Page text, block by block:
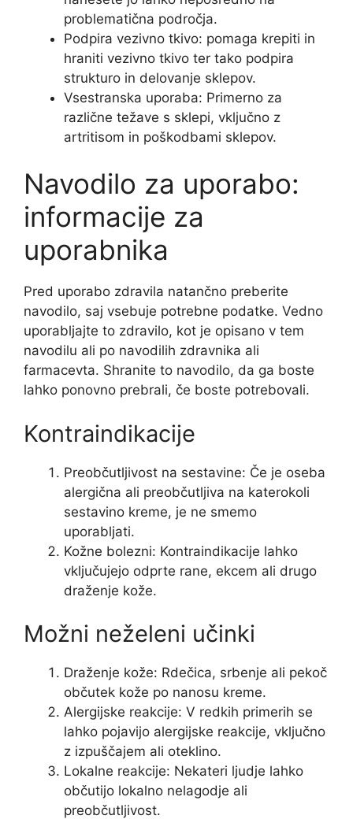
problematična področja.
Podpira vezivno tkivo: pomaga krepiti in
hraniti vezivno tkivo ter tako podpira
strukturo in delovanje sklepov.
Vsestranska uporaba: Primerno za
različne težave s sklepi, vključno z
artritisom in poškodbami sklepov.
Navodilo za uporabo:
informacije za
uporabnika
Pred uporabo zdravila natančno preberite
navodilo, saj vsebuje potrebne podatke. Vedno
uporabljajte to zdravilo, kot je opisano v tem
navodilu ali po navodilih zdravnika ali
farmacevta. Shranite to navodilo, da ga boste
lahko ponovno prebrali, če boste potrebovali.
Kontraindikacije
Preobčutljivost na sestavine: Če je oseba
alergična ali preobčutljiva na katerokoli
sestavino kreme, je ne smemo
uporabljati.
Kožne bolezni: Kontraindikacije lahko
vključujejo odprte rane, ekcem ali drugo
draženje kože.
Možni neželeni učinki
Draženje kože: Rdečica, srbenje ali pekoč
občutek kože po nanosu kreme.
Alergijske reakcije: V redkih primerih se
lahko pojavijo alergijske reakcije, vključno
z izpuščajem ali oteklino.
Lokalne reakcije: Nekateri ljudje lahko
občutijo lokalno nelagodje ali
preobčutljivost.